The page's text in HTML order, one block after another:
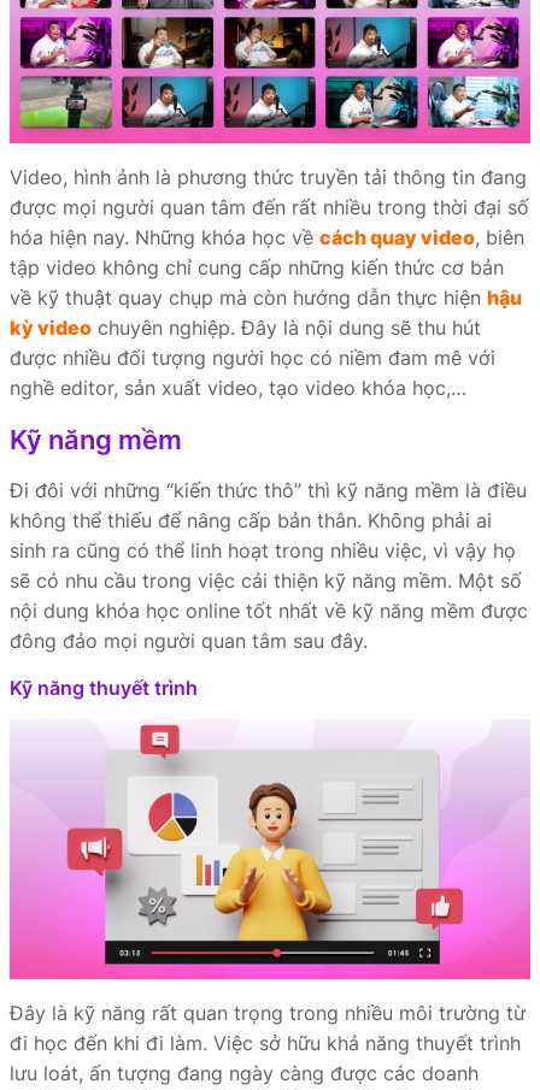
Video, hình ảnh là phương thức truyền tải thông tin đang
được mọi người quan tâm đến rất nhiều trong thời đại số
hóa hiện nay. Những khóa học về cách quay video, biên
tập video không chỉ cung cấp những kiến thức cơ bản
về kỹ thuật quay chụp mà còn hướng dẫn thực hiện hậu
kỳ video chuyên nghiệp. Đây là nội dung sẽ thu hút
được nhiều đối tượng người học có niềm đam mê với
nghề editor, sản xuất video, tạo video khóa học,…
Kỹ năng mềm
Đi đôi với những “kiến thức thô” thì kỹ năng mềm là điều
không thể thiếu để nâng cấp bản thân. Không phải ai
sinh ra cũng có thể linh hoạt trong nhiều việc, vì vậy họ
sẽ có nhu cầu trong việc cải thiện kỹ năng mềm. Một số
nội dung khóa học online tốt nhất về kỹ năng mềm được
đông đảo mọi người quan tâm sau đây.
Kỹ năng thuyết trình
Đây là kỹ năng rất quan trọng trong nhiều môi trường từ
đi học đến khi đi làm. Việc sở hữu khả năng thuyết trình
lưu loát, ấn tượng đang ngày càng được các doanh